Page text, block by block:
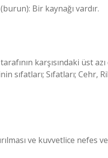
Bir kaynağı vardır.
karşısındaki üst
sıfatları; Sıfatları; Cehr,
ve kuvvetlice nefes